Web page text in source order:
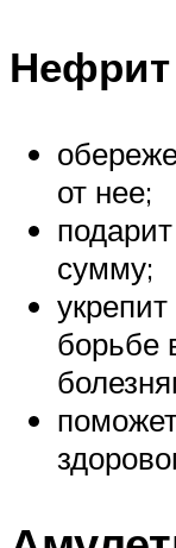
Нефрит
от нее;
сумму;
борьбе